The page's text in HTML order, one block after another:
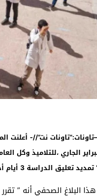
نت”//- أعلنت
04 فبراير الجاري ،للتلاميذ
تمديد تعليق الدراسة 3 أيام أخرى بجميع المؤسسات التعليمية بتاونات بسبب الإضطرابات الجوية.